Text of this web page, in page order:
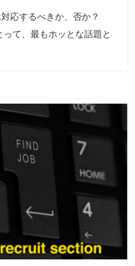
応するべきか、否か？
て、最もホッとな話題と